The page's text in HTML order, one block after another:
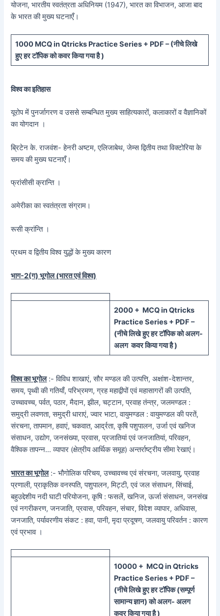
योजना, भारतीय स्वतंत्रता अधिनियम (1947), भारत का विभाजन, आजा बाद
के भारत की मुख्य घटनाएँ।
1000 MCQ in Qtricks Practice Series + PDF – (नीचेलिखे
हुएहर टॉपिक को कवर किया गया है )
विश्व का इतिहास
यूरोप में पुनर्जागरण व उससे सम्बन्धित मुख्य साहित्यकारों, कलाकारों व वैज्ञानिकों
का योगदान ।
ब्रिटेन के. राजवंश- हेनरी अष्टम, एलिजाबेथ, जेम्स द्वितीय तथा विक्टोरिया के
समय की मुख्य घटनाएँ।
फ्रांसीसी क्रान्ति ।
अमेरीका का स्वतंत्रता संग्राम।
रूसी क्रांन्ति ।
प्रथम व द्वितीय विश्व युद्धों के मुख्य कारण
भाग-2(ग) भूगोल (भारत एवं विश्व)
2000 + MCQ in Qtricks
Practice Series + PDF –
(नीचेलिखे हुएहर टॉपिक कोअलग-
अलग कवर किया गया है )
विश्व का भूगोल:- विविध शाखाएं, सौर मण्डल की उत्पत्ति, अक्षांश-देशान्तर,
समय, पृथ्वी की गतियाँ, परिभ्रमण, ग्रह महाद्वीपों एवं महासागरों की उत्पति,
उच्चावच्च, पर्वत, पठार, मैदान, झील, चट्टान, प्रवाह तंन्त्र, जलमण्डल :
समुद्री लवणता, समुद्री धाराएं, ज्वार भाटा, वायुमण्डल : वायुमण्डल की परतें,
संरचना, तापमान, हवाएं, चकवात, आर्द्रता, कृषि पशुपालन, उर्जा एवं खनिज
संसाधन, उद्योग, जनसंख्या, प्रवास, प्रजातियां एवं जनजातियां, परिवहन,
वैश्विक तापन्न… व्यापार (क्षेत्रीय आर्थिक समूह) अन्तर्राष्ट्रीय सीमा रेखाएं।
भारत का भूगोल:- भौगोलिक परिचय, उच्चावच्च एवं संरचना, जलवायु, प्रवाह
प्रणाली, प्राकृतिक वनस्पति, पशुपालन, मिट्टी, एवं जल संसाधन, सिंचाई,
बहुउद्देशीय नदी घाटी परियोजना, कृषि : फसलें, खनिज, ऊर्जा संसाधन, जनसंख
एवं नगरीकरण, जनजाति, प्रवास, परिवहन, संचार, विदेश व्यापार, अधिवास,
जनजाति, पर्यावरणीय संकट : हवा, पानी, मृदा प्रदूषण, जलवायु परिवर्तन : कारण
एवं प्रभाव ।
10000 + MCQ in Qtricks
Practice Series + PDF –
(नीचेलिखे हुएहर टॉपिक(सम्पूर्ण
सामान्य ज्ञान) कोअलग- अलग
कवर किया गया है )